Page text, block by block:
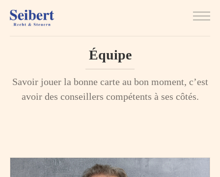
Équipe
Savoir jouer la bonne carte au bon moment, c’est
avoir des conseillers compétents à ses côtés.